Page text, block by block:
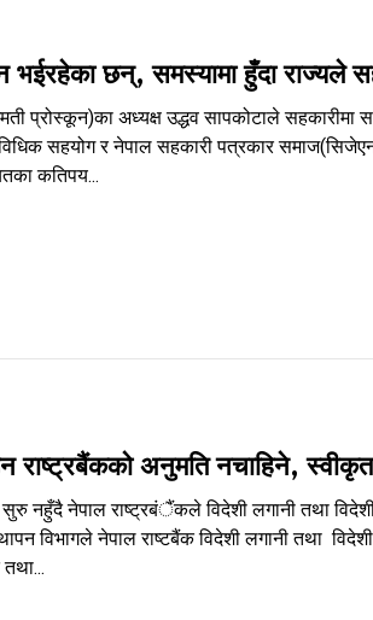
भईरहेका छन्, समस्यामा हुँदा राज्यले
प्रोस्कून)का अध्यक्ष उद्धव सापकोटाले सहकारीमा
सहयोग र नेपाल सहकारी पत्रकार
कतिपय...
राष्ट्रबैंकको अनुमति नचाहिने,
नहुँदै नेपाल राष्ट्रबंैंकले विदेशी लगानी तथा
विभागले नेपाल राष्टबैंक विदेशी लगानी तथा